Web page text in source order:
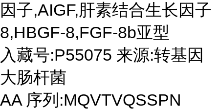
因子,AIGF,肝素结合生长因子
8,HBGF-8,FGF-8b亚型
入藏号:P55075 来源:转基因
大肠杆菌
AA 序列:MQVTVQSSPN